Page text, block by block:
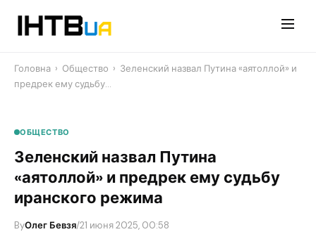
Головна › Общество › Зеленский назвал Путина «аятоллой» и
предрек ему судьбу…
ОБЩЕСТВО
Зеленский назвал Путина
«аятоллой» и предрек ему судьбу
иранского режима
ByОлег Бевзя/21 июня 2025, 00:58